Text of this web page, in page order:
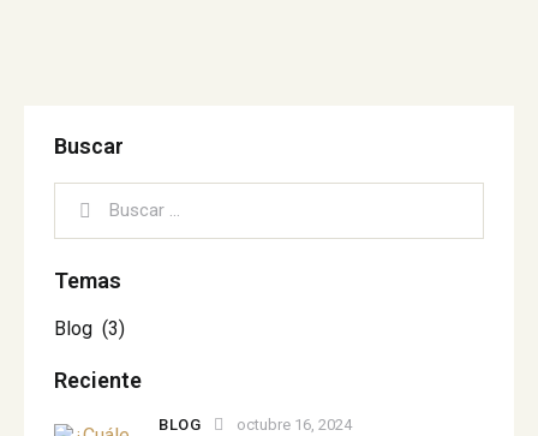
Buscar
Temas
Blog (3)
Reciente
BLOG octubre 16, 2024